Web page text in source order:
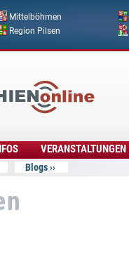
Mittelböhmen
Region Pilsen
VERANSTALTUNGEN
Blogs